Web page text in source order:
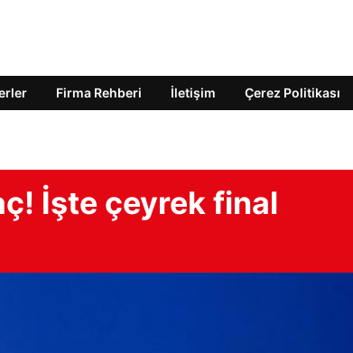
Firma Rehberi İletişim Çerez Politikası
İşte çeyrek final